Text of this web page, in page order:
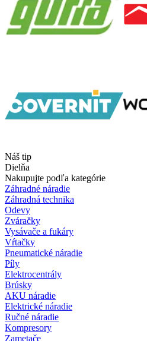
Náš tip
Dielňa
Nakupujte podľa kategórie
Záhradné náradie
Záhradná technika
Odevy
Zváračky
Vysávače a fukáry
Vŕtačky
Pneumatické náradie
Píly
Elektrocentrály
Brúsky
AKU náradie
Elektrické náradie
Ručné náradie
Kompresory
Zametače